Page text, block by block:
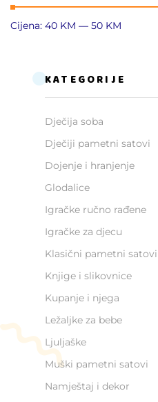
Cijena: 40 KM — 50 KM
KATEGORIJE
Dječija soba
Dječiji pametni satovi
Dojenje i hranjenje
Glodalice
Igračke ručno rađene
Igračke za djecu
Klasični pametni satovi
Knjige i slikovnice
Kupanje i njega
Ležaljke za bebe
Ljuljaške
Muški pametni satovi
Namještaj i dekor